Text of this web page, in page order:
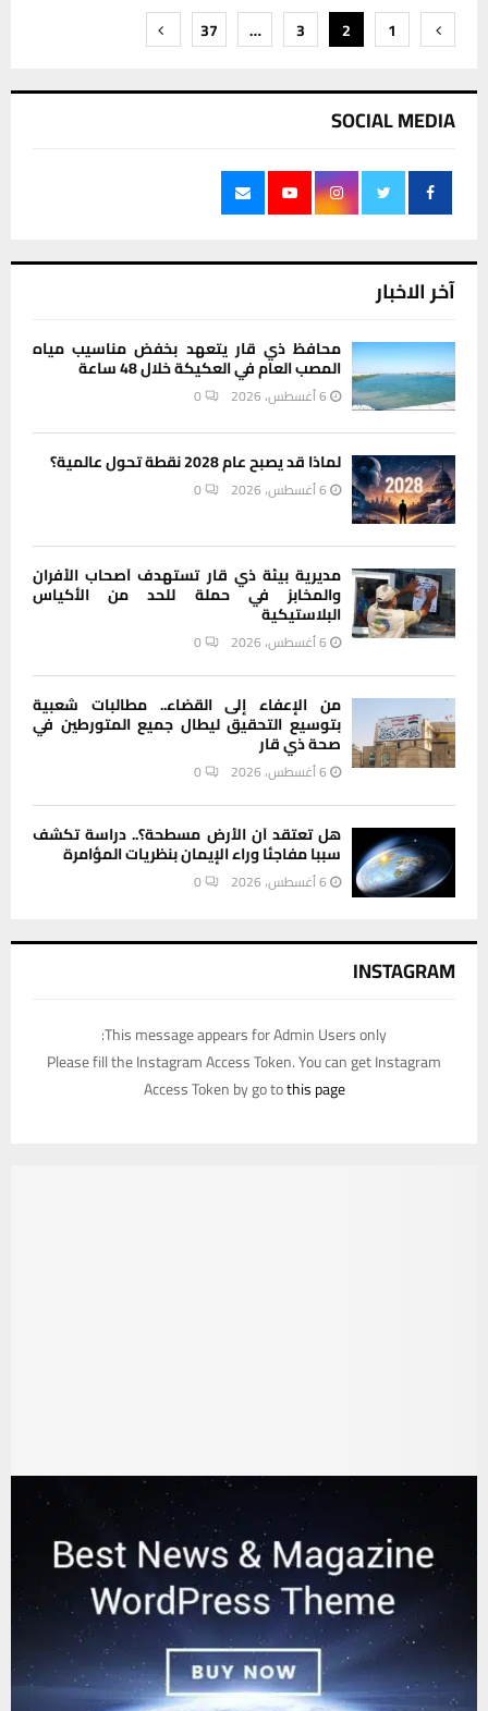
تعدد
المقالات
1
2
3
…
37
SOCIAL MEDIA
آخر الاخبار
محافظ ذي قار يتعهد بخفض مناسيب مياه
المصب العام في العكيكة خلال 48 ساعة
6 أغسطس، 2026 0
لماذا قد يصبح عام 2028 نقطة تحول عالمية؟
6 أغسطس، 2026 0
مديرية بيئة ذي قار تستهدف أصحاب الأفران
والمخابز في حملة للحد من الأكياس
البلاستيكية
6 أغسطس، 2026 0
من الإعفاء إلى القضاء.. مطالبات شعبية
بتوسيع التحقيق ليطال جميع المتورطين في
صحة ذي قار
6 أغسطس، 2026 0
هل تعتقد أن الأرض مسطحة؟.. دراسة تكشف
سببا مفاجئا وراء الإيمان بنظريات المؤامرة
6 أغسطس، 2026 0
INSTAGRAM
This message appears for Admin Users only:
Please fill the Instagram Access Token. You can get Instagram
Access Token by go tothis page